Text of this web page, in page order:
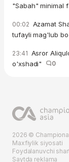
"Sabah" minimal
00:02 Azamat
tufayli mag'lub
23:41 Asror
o'xshadi"
0
2026 ©
Maxfiylik siyosati
Foydalanuvchi
Saytda reklama